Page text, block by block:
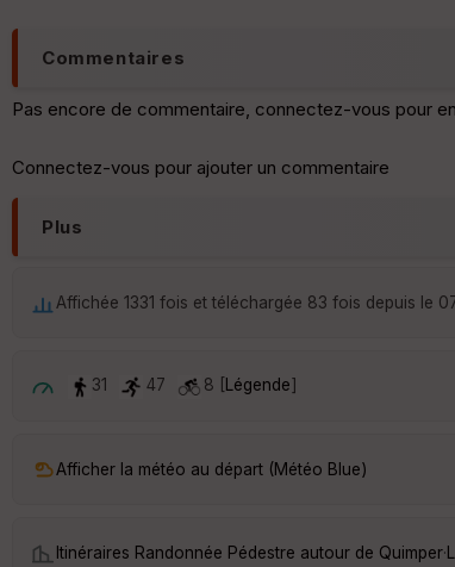
Commentaires
Pas encore de commentaire, connectez-vous pour
Connectez-vous pour ajouter un commentaire
Plus
Affichée 1331 fois et téléchargée 83 fois depuis le
31 47 8 [ Légende]
Afficher la météo au départ (Météo Blue)
Itinéraires Randonnée Pédestre autour de Quimper·